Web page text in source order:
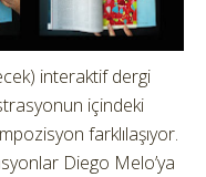
interaktif dergi
içindeki
farklılaşıyor.
Diego Melo’ya